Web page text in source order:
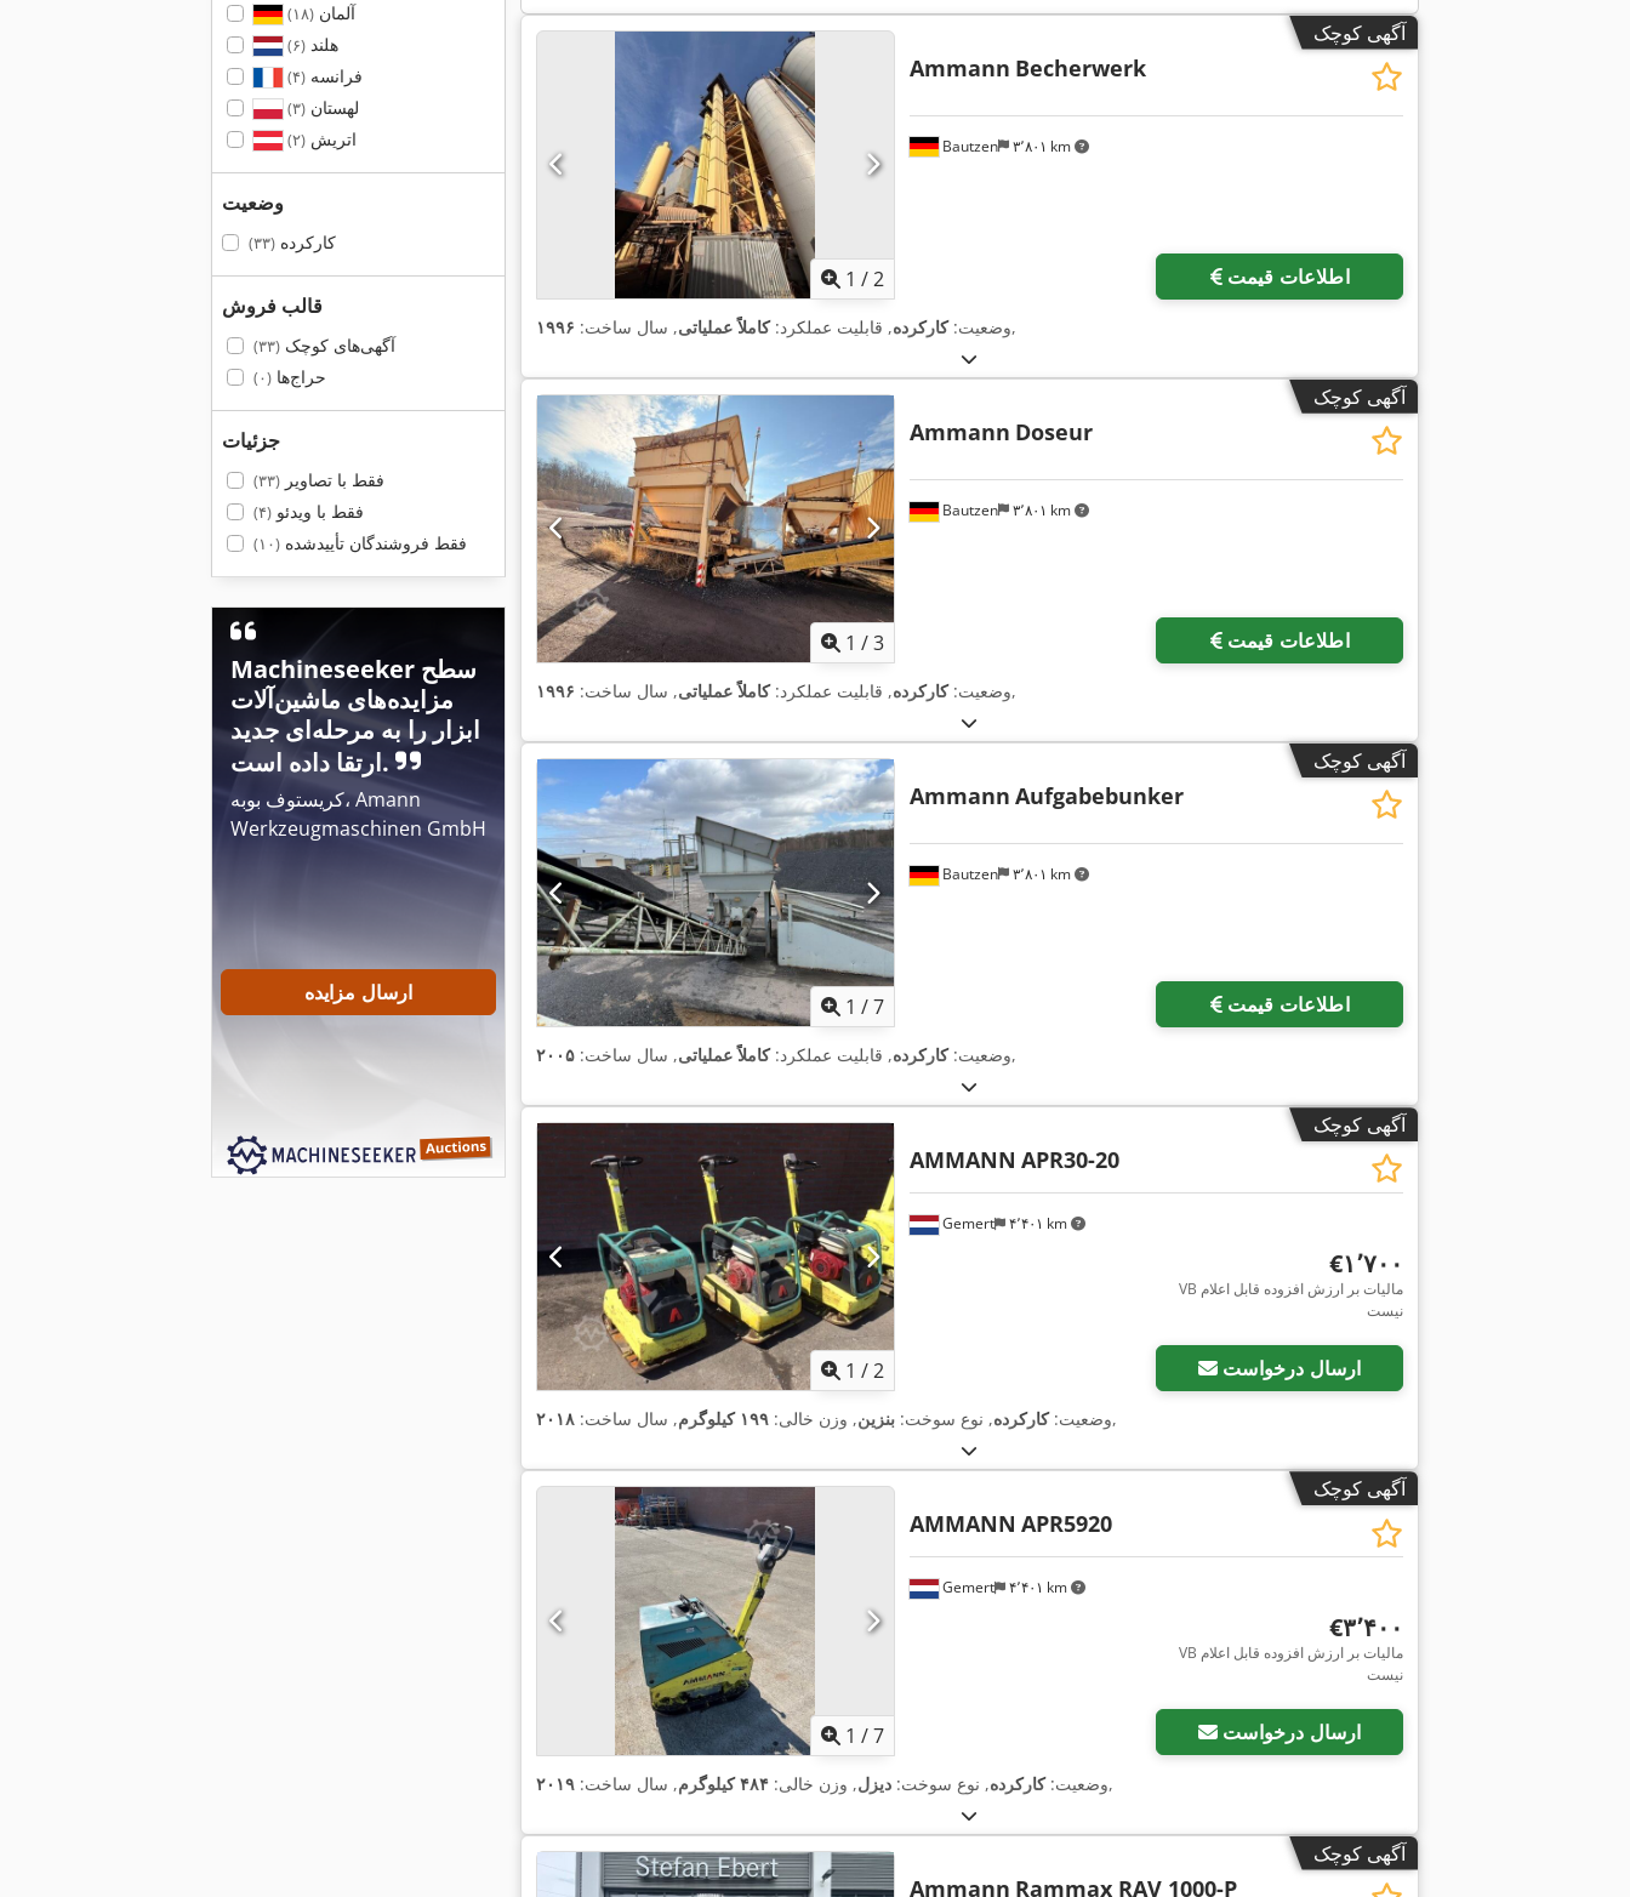
آلمان(۱۸)
هلند(۶)
فرانسه(۴)
لهستان(۳)
اتریش(۲)
وضعیت
کارکرده(۳۳)
قالب فروش
آگهی‌های کوچک(۳۳)
حراج‌ها(۰)
جزئیات
فقط با تصاویر(۳۳)
فقط با ویدئو(۴)
فقط فروشندگان تأییدشده(۱۰)
Machineseeker سطح
مزایده‌های ماشین‌آلات
ابزار را به مرحله‌ای جدید
ارتقا داده است.
کریستوف بوبه، Amann
Werkzeugmaschinen GmbH
ارسال مزایده
آگهی کوچک
1 /2
Bautzen ۳٬۸۰۱ km
Ammann Becherwerk
اطلاعات قیمت
وضعیت:کارکرده, قابلیت عملکرد:کاملاً عملیاتی, سال ساخت: ۱۹۹۶ ,
آگهی کوچک
1 /3
Bautzen ۳٬۸۰۱ km
Ammann Doseur
اطلاعات قیمت
وضعیت:کارکرده, قابلیت عملکرد:کاملاً عملیاتی, سال ساخت: ۱۹۹۶ ,
آگهی کوچک
1 /7
Bautzen ۳٬۸۰۱ km
Ammann Aufgabebunker
اطلاعات قیمت
وضعیت:کارکرده, قابلیت عملکرد:کاملاً عملیاتی, سال ساخت: ۲۰۰۵ ,
آگهی کوچک
درخواست تصاویر بیشتر
1 /2
Gemert ۴٬۴۰۱ km
AMMANN APR30-20
‎€۱٬۷۰۰
VB مالیات بر ارزش افزوده قابل اعلام
نیست
ارسال درخواست
وضعیت:کارکرده, نوع سوخت: بنزین, وزن خالی: ۱۹۹ کیلوگرم , سال ساخت: ۲۰۱۸ ,
آگهی کوچک
1 /7
Gemert ۴٬۴۰۱ km
AMMANN APR5920
‎€۳٬۴۰۰
VB مالیات بر ارزش افزوده قابل اعلام
نیست
ارسال درخواست
وضعیت:کارکرده, نوع سوخت: دیزل, وزن خالی: ۴۸۴ کیلوگرم , سال ساخت: ۲۰۱۹ ,
آگهی کوچک
Ammann Rammax RAV 1000-P